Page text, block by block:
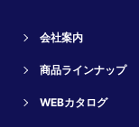
会社案内
商品ラインナップ
WEBカタログ